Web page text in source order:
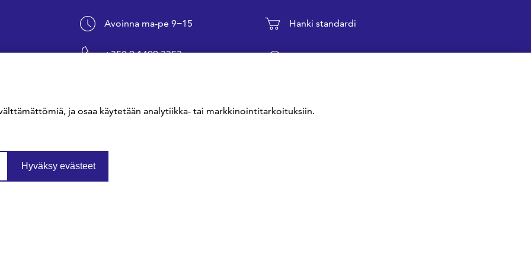
Avoinna ma-pe 9−15
+358 9 1499 3353
Hanki standardi
ja osaa käytetään analytiikka- tai markkinointitarkoituksiin.
Hyväksy evästeet